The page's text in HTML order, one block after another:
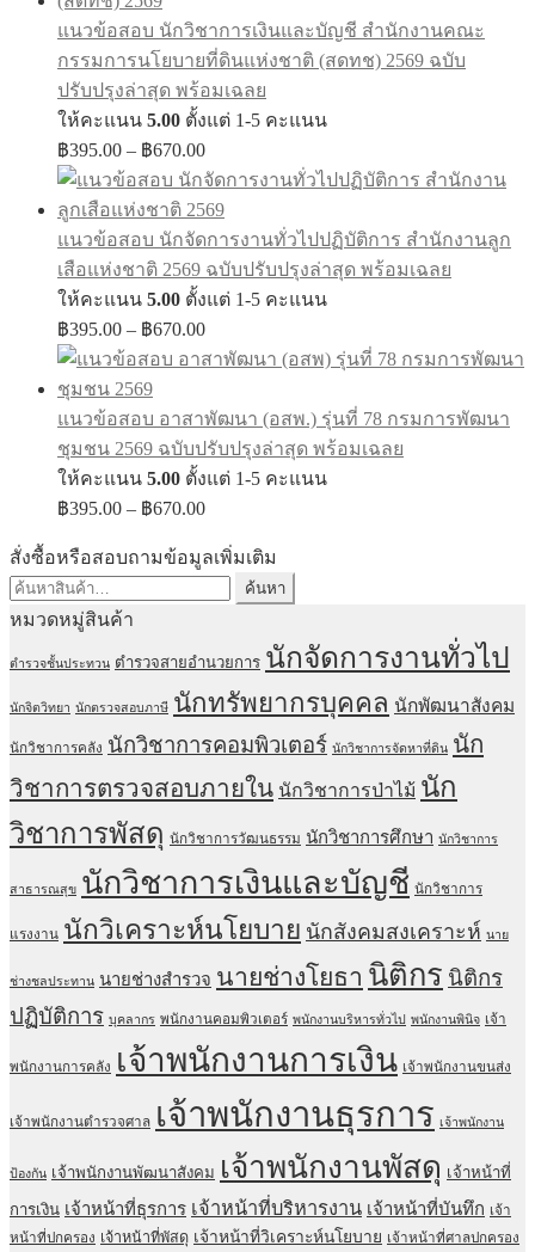
฿670.00
แนวข้อสอบ นักวิชาการเงินและบัญชี สำนักงานคณะ
กรรมการนโยบายที่ดินแห่งชาติ (สดทช) 2569 ฉบับ
ปรับปรุงล่าสุด พร้อมเฉลย
ให้คะแนน 5.00 ตั้งแต่ 1-5 คะแนน
฿395.00 – ฿670.00Price
฿395.00
through
฿670.00
แนวข้อสอบ นักจัดการงานทั่วไปปฏิบัติการ สำนักงานลูก
เสือแห่งชาติ 2569 ฉบับปรับปรุงล่าสุด พร้อมเฉลย
ให้คะแนน 5.00 ตั้งแต่ 1-5 คะแนน
฿395.00 – ฿670.00Price
฿395.00
฿670.00
แนวข้อสอบ อาสาพัฒนา (อสพ.) รุ่นที่ 78 กรมการพัฒนา
ชุมชน 2569 ฉบับปรับปรุงล่าสุด พร้อมเฉลย
ให้คะแนน 5.00 ตั้งแต่ 1-5 คะแนน
฿395.00 – ฿670.00Price
฿395.00
through
฿670.00
สั่งซื้อหรือสอบถามข้อมูลเพิ่มเติม
ค้นหา:
ค้นหา
หมวดหมู่สินค้า
ตำรวจชั้นประทวน ตำรวจสายอำนวยการ นักจัดการงานทั่วไป
นักจิตวิทยา นักตรวจสอบภาษี นักทรัพยากรบุคคล นักพัฒนาสังคม
นักวิชาการคลัง นักวิชาการคอมพิวเตอร์ นักวิชาการจัดหาที่ดิน นัก
วิชาการตรวจสอบภายใน นักวิชาการป่าไม้ นัก
วิชาการพัสดุ นักวิชาการวัฒนธรรม นักวิชาการศึกษา นักวิชาการ
สาธารณสุข นักวิชาการเงินและบัญชี นักวิชาการ
แรงงาน นักวิเคราะห์นโยบาย นักสังคมสงเคราะห์ นาย
ช่างชลประทาน นายช่างสำรวจ นายช่างโยธา นิติกร นิติกร
ปฏิบัติการ บุคลากร พนักงานคอมพิวเตอร์ พนักงานบริหารทั่วไป พนักงานพินิจ เจ้า
พนักงานการคลัง เจ้าพนักงานการเงิน เจ้าพนักงานขนส่ง
เจ้าพนักงานตำรวจศาล เจ้าพนักงานธุรการ เจ้าพนักงาน
ป้องกัน เจ้าพนักงานพัฒนาสังคม เจ้าพนักงานพัสดุ เจ้าหน้าที่
การเงิน เจ้าหน้าที่ธุรการ เจ้าหน้าที่บริหารงาน เจ้าหน้าที่บันทึก เจ้า
หน้าที่ปกครอง เจ้าหน้าที่พัสดุ เจ้าหน้าที่วิเคราะห์นโยบาย เจ้าหน้าที่ศาลปกครอง